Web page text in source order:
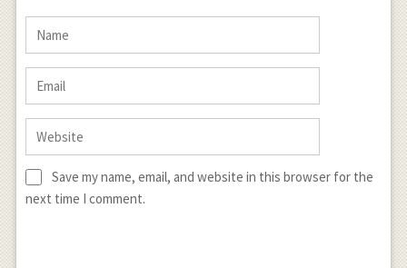
Save my name, email, and website in this browser for the
next time I comment.